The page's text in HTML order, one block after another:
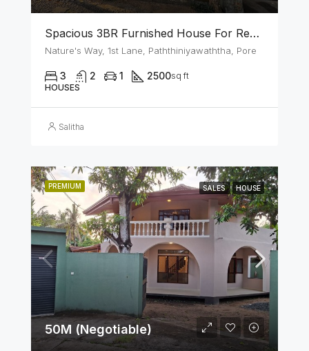
Spacious 3BR Furnished House For Rent In Athurugiriya
Nature's Way, 1st Lane, Paththiniyawaththa, Pore
3 2 1 2500sq ft
HOUSES
Salitha
PREMIUM SALES HOUSE
50M (Negotiable)